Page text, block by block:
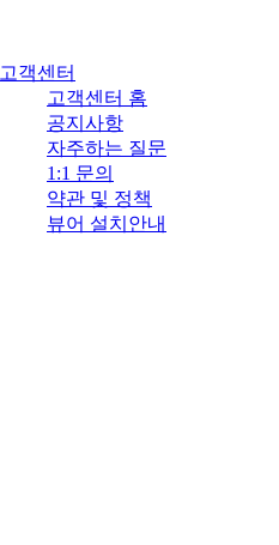
고객센터
고객센터 홈
공지사항
자주하는 질문
1:1 문의
약관 및 정책
뷰어 설치안내